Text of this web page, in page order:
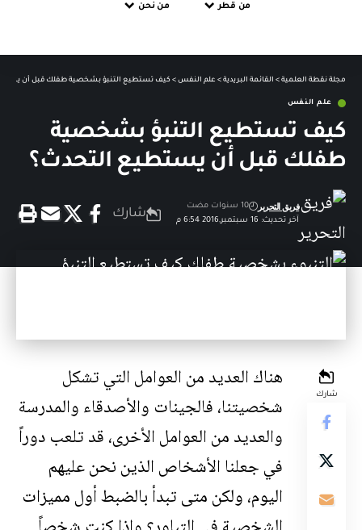
من قطر من نحن
مجلة نقطة العلمية > القائمة البريدية > علم النفس > كيف تستطيع التنبؤ بشخصية طفلك قبل أن
علم النفس
كيف تستطيع التنبؤ بشخصية
طفلك قبل أن يستطيع التحدث؟
آخر تحديث: 16 سبتمبر,2016 6:54 م
فريق التحرير 10 سنوات مضت
شارك
شارك
هناك العديد من العوامل التي تشكل
شخصيتنا، فالجينات والأصدقاء والمدرسة
والعديد من العوامل الأخرى، قد تلعب دوراً
في جعلنا الأشخاص الذين نحن عليهم
اليوم، ولكن متى تبدأ بالضبط أول مميزات